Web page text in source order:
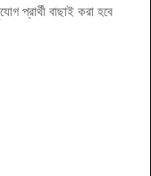
প্রার্থী বাছাই করা হবে